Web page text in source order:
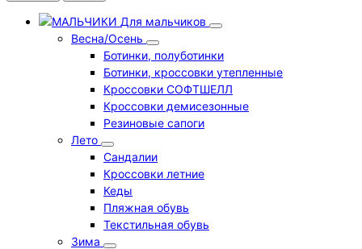
Для мальчиков
Весна/Осень
Ботинки, полуботинки
Ботинки, кроссовки утепленные
Кроссовки СОФТШЕЛЛ
Кроссовки демисезонные
Резиновые сапоги
Лето
Cандалии
Кроссовки летние
Кеды
Пляжная обувь
Текстильная обувь
Зима